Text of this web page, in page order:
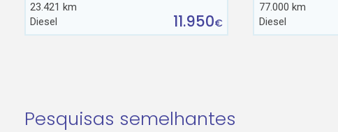
23.421 km
Diesel
11.950€
77.000 km
Diesel
Pesquisas semelhantes